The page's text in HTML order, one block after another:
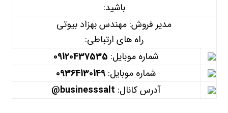
باشید:
مدیر فروش: مهندس بهزاد بیوتی
راه های ارتباطی:
شماره موبایل: 09120437535
شماره موبایل: 09364130149
آدرس کانال: businesssalt@